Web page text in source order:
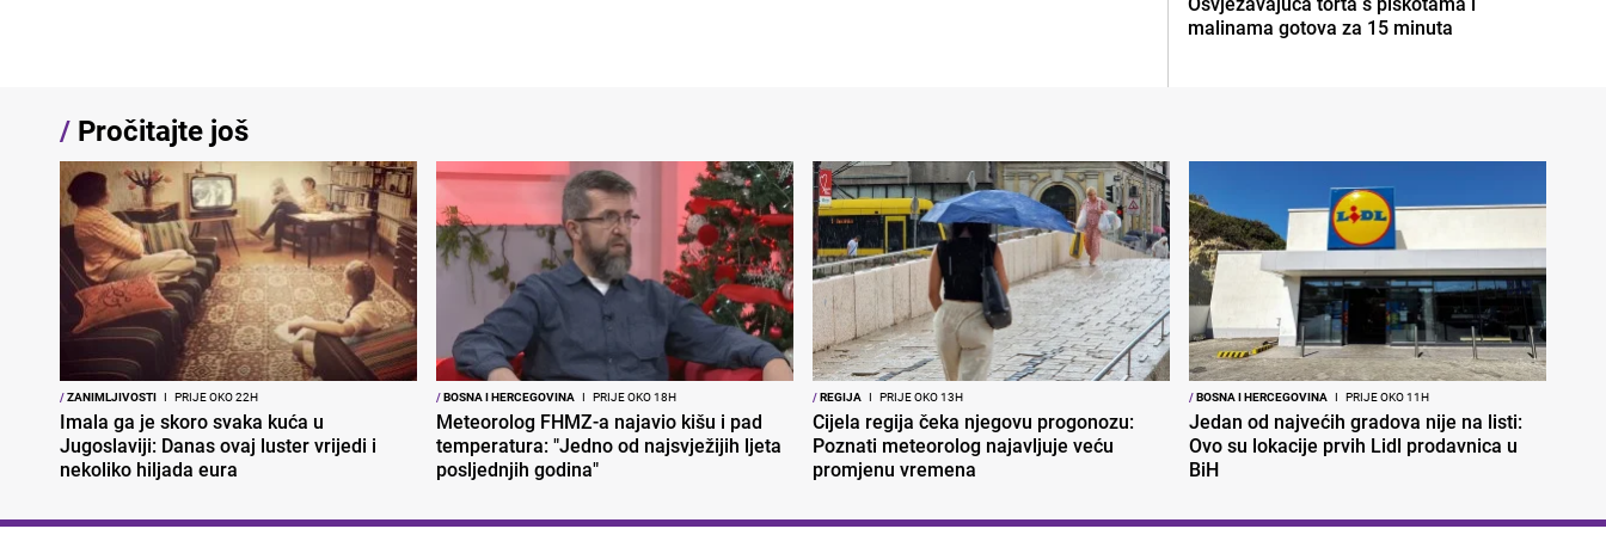
malinama gotova za 15 minuta
/ Pročitajte još
/ZANIMLJIVOSTI I PRIJE OKO 22H
Imala ga je skoro svaka kuća u
Jugoslaviji: Danas ovaj luster vrijedi i
nekoliko hiljada eura
/BOSNA I HERCEGOVINA I PRIJE OKO 18H
Meteorolog FHMZ-a najavio kišu i pad
temperatura: "Jedno od najsvježijih ljeta
posljednjih godina"
/REGIJA I PRIJE OKO 13H
Cijela regija čeka njegovu progonozu:
Poznati meteorolog najavljuje veću
promjenu vremena
/BOSNA I HERCEGOVINA I PRIJE OKO 11H
Jedan od najvećih gradova nije na listi:
Ovo su lokacije prvih Lidl prodavnica u
BiH